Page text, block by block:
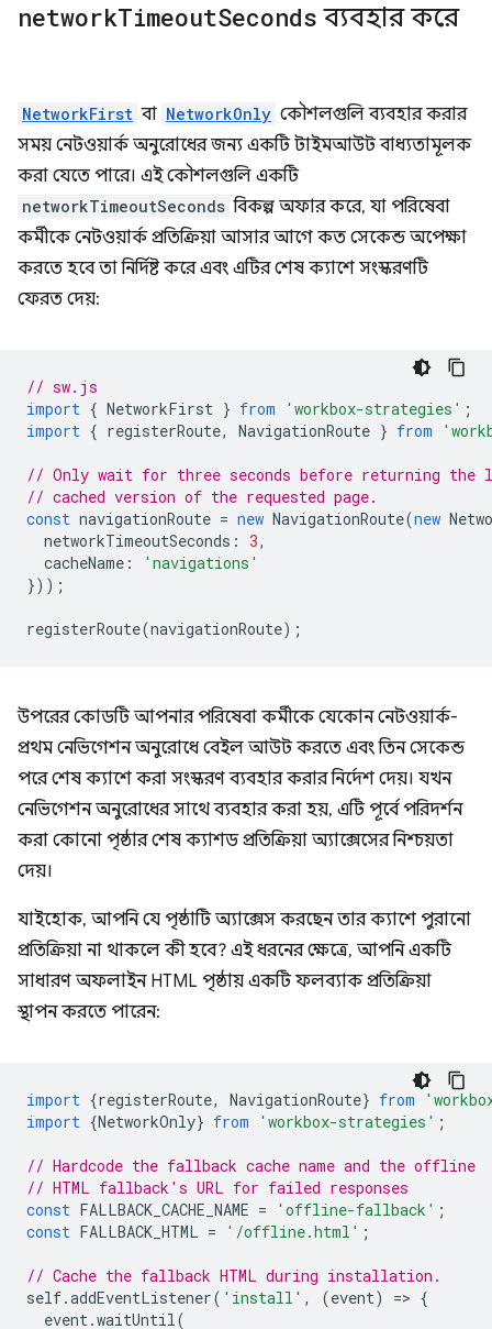
networkTimeoutSeconds ব্যবহার করে
NetworkFirst বা NetworkOnly কৌশলগুলি ব্যবহার করার
সময় নেটওয়ার্ক অনুরোধের জন্য একটি টাইমআউট বাধ্যতামূলক
করা যেতে পারে। এই কৌশলগুলি একটি
networkTimeoutSeconds বিকল্প অফার করে, যা পরিষেবা
কর্মীকে নেটওয়ার্ক প্রতিক্রিয়া আসার আগে কত সেকেন্ড অপেক্ষা
করতে হবে তা নির্দিষ্ট করে এবং এটির শেষ ক্যাশে সংস্করণটি
ফেরত দেয়:
// sw.js
import { NetworkFirst } from 'workbox-strategies' ;
import { registerRoute, NavigationRoute } from
// Only wait for three seconds before returning the
// cached version of the requested page.
const navigationRoute = new NavigationRoute(new
networkTimeoutSeconds : 3,
cacheName :
'navigations'
}));
registerRoute(navigationRoute);
উপরের কোডটি আপনার পরিষেবা কর্মীকে যেকোন নেটওয়ার্ক-
প্রথম নেভিগেশন অনুরোধে বেইল আউট করতে এবং তিন সেকেন্ড
পরে শেষ ক্যাশে করা সংস্করণ ব্যবহার করার নির্দেশ দেয়। যখন
নেভিগেশন অনুরোধের সাথে ব্যবহার করা হয়, এটি পূর্বে পরিদর্শন
করা কোনো পৃষ্ঠার শেষ ক্যাশড প্রতিক্রিয়া অ্যাক্সেসের নিশ্চয়তা
দেয়।
যাইহোক, আপনি যে পৃষ্ঠাটি অ্যাক্সেস করছেন তার ক্যাশে পুরানো
প্রতিক্রিয়া না থাকলে কী হবে? এই ধরনের ক্ষেত্রে, আপনি একটি
সাধারণ অফলাইন HTML পৃষ্ঠায় একটি ফলব্যাক প্রতিক্রিয়া
স্থাপন করতে পারেন:
import {registerRoute, NavigationRoute} from
import {NetworkOnly} from 'workbox-strategies' ;
// Hardcode the fallback cache name and the offline
// HTML fallback's URL for failed responses
const FALLBACK_CACHE_NAME = 'offline-fallback' ;
const FALLBACK_HTML = '/offline.html' ;
// Cache the fallback HTML during installation.
self.addEventListener( 'install' , (event) => {
event.waitUntil(